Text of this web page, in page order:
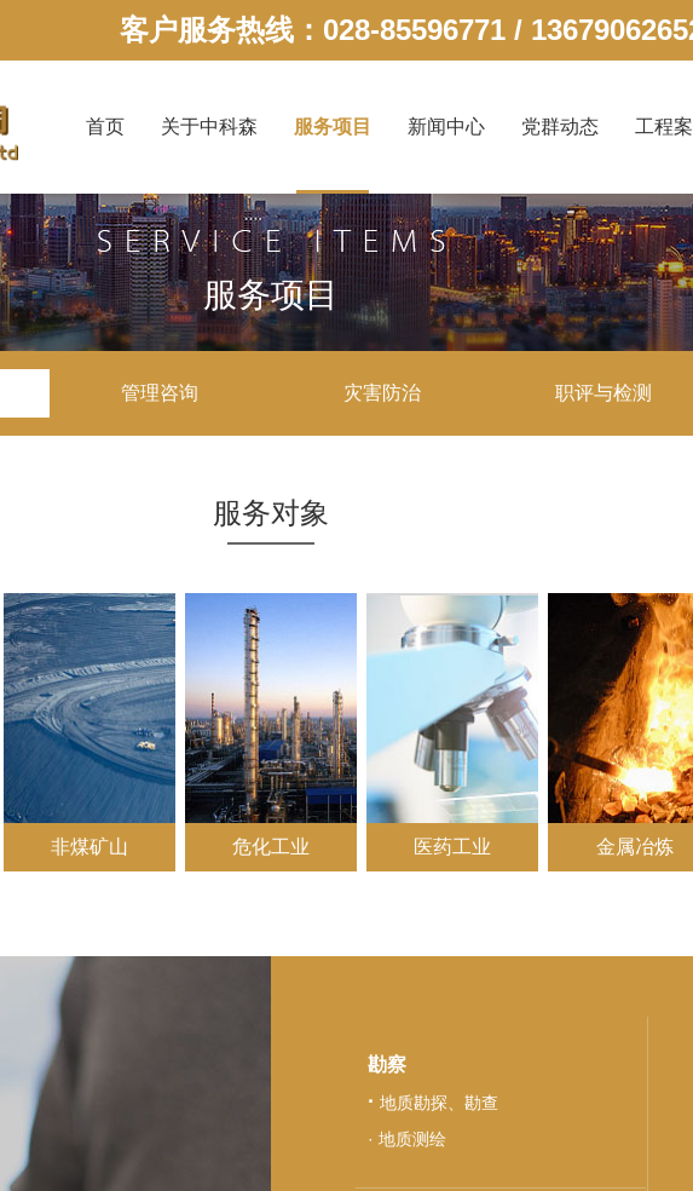
客户服务热线：028-85596771 /
首页 关于中科森 服务项目 新闻中心 党群动态 工程
服务项目
管理咨询 灾害防治 职评与检测
服务对象
非煤矿山 危化工业 医药工业 金属冶炼
勘察
· 地质勘探、勘查
· 地质测绘